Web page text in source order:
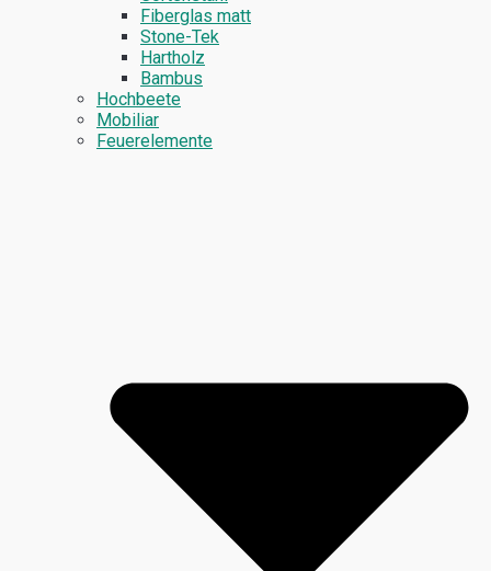
Fiberglas matt
Stone-Tek
Hartholz
Bambus
Hochbeete
Mobiliar
Feuerelemente